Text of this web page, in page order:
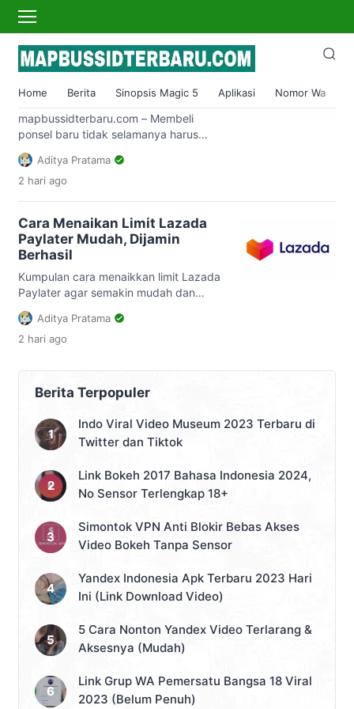
Home Berita Sinopsis Magic 5 Aplikasi Nomor Wa
paylater
Cara Kredit HP di Lazada
Paylater Dengan Mudah
mapbussidterbaru.com – Membeli
ponsel baru tidak selamanya harus
tunai atau cash, kamu juga bisa
mendapatkannya lewat pembelian
secara kredit. Ketahui cara kredit HP di
salah satu kebutuhan yang dibutuhkan
oleh banyak orang. Bertindak sebagai
alat komunikasi, smartphone bisa
menghubungkan banyak orang hanya
dalam satu […]
Aditya Pratama
2 hari ago
Cara Menaikan Limit Lazada
Paylater Mudah, Dijamin
Berhasil
Kumpulan cara menaikkan limit Lazada
Paylater agar semakin mudah dan
nyaman berbelanja online. Ada banyak
metode yang bisa digunakan. Saat ini
e-commerce menawarkan banyak
Tidak perlu khawatir lagi dengan
minimnya uang saat ingin membeli
barang impian, karena sudah ada fitur
paylater. Adapun fitur ini
memungkinkan pengguna membeli
barang dengan meminjam uang […]
Aditya Pratama
2 hari ago
Berita Terpopuler
Indo Viral Video Museum 2023 Terbaru di
Twitter dan Tiktok
Link Bokeh 2017 Bahasa Indonesia 2024,
No Sensor Terlengkap 18+
Simontok VPN Anti Blokir Bebas Akses
Video Bokeh Tanpa Sensor
Yandex Indonesia Apk Terbaru 2023 Hari
Ini (Link Download Video)
5 Cara Nonton Yandex Video Terlarang &
Aksesnya (Mudah)
Link Grup WA Pemersatu Bangsa 18 Viral
2023 (Belum Penuh)